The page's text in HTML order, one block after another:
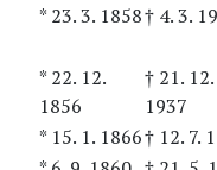
* 23. 3. 1858† 4. 3.
* 22. 12.
1856
† 21. 12.
1937
* 15. 1. 1866† 12. 7.